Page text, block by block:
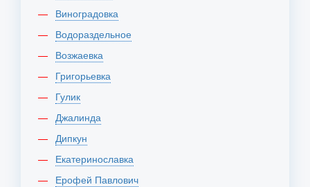
Виноградовка
Водораздельное
Возжаевка
Григорьевка
Гулик
Джалинда
Дипкун
Екатеринославка
Ерофей Павлович